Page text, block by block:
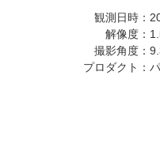
観測日時：
解像度：
撮影角度：
プロダクト：パ